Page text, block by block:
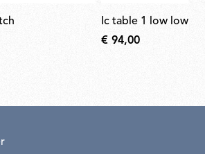
ic table 1 low lower
€ 94,00